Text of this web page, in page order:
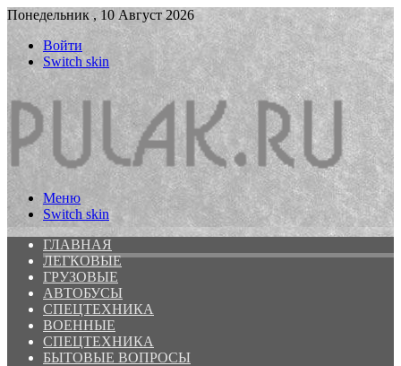
Понедельник , 10 Август 2026
Войти
Switch skin
Меню
Switch skin
ГЛАВНАЯ
ЛЕГКОВЫЕ
ГРУЗОВЫЕ
АВТОБУСЫ
СПЕЦТЕХНИКА
ВОЕННЫЕ
СПЕЦТЕХНИКА
БЫТОВЫЕ ВОПРОСЫ